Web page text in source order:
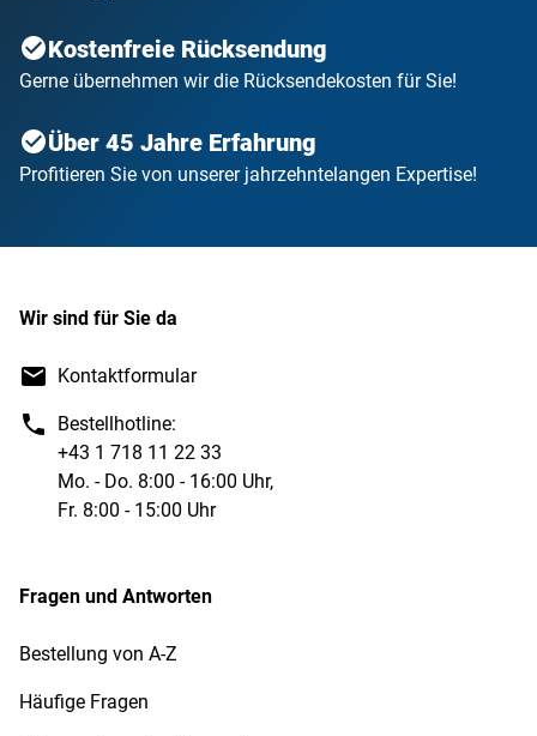
Kostenfreie Rücksendung
Gerne übernehmen wir die Rücksendekosten für Sie!
Über 45 Jahre Erfahrung
Profitieren Sie von unserer jahrzehntelangen Expertise!
Wir sind für Sie da
Kontaktformular
Bestellhotline:
+43 1 718 11 22 33
Mo. - Do. 8:00 - 16:00 Uhr,
Fr. 8:00 - 15:00 Uhr
Fragen und Antworten
Bestellung von A-Z
Häufige Fragen